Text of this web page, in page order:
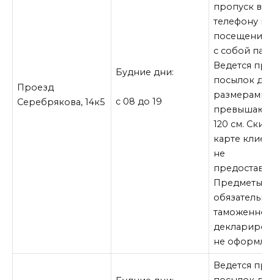
Проезд
Серебрякова, 14к5
Будние дни:
с 08 до 19
пропуск в
телефону и
посещении
с собой
Ведется
посылок до
размерами,
120 см.
карте
не
Предметы,
не
Ведется